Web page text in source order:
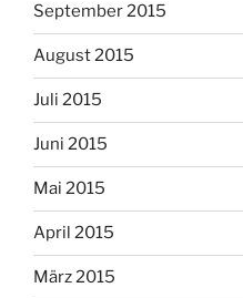
September 2015
August 2015
Juli 2015
Juni 2015
Mai 2015
April 2015
März 2015